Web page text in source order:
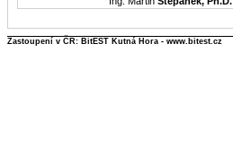
Zastoupení v ČR: BitEST Kutná Hora - www.bitest.cz